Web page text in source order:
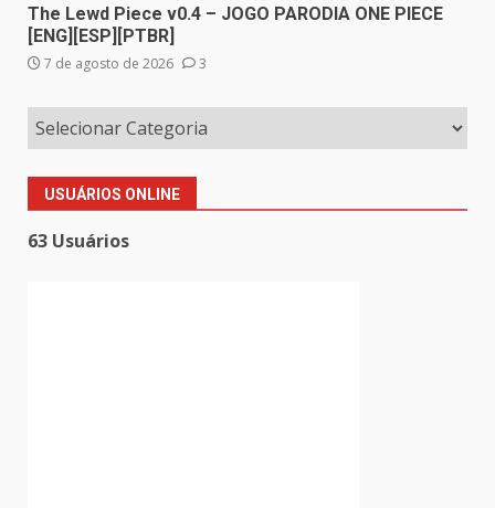
The Lewd Piece v0.4 – JOGO PARODIA ONE PIECE
[ENG][ESP][PTBR]
7 de agosto de 2026 3
USUÁRIOS ONLINE
63 Usuários